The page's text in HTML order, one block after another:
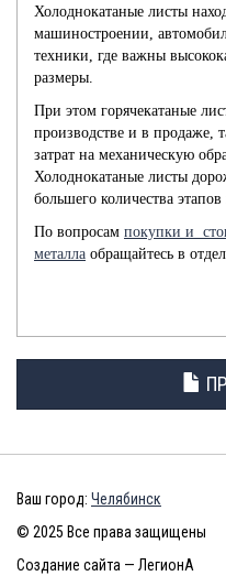
Холоднокатаные листы
машиностроении,
техники, где важны
размеры.
При этом горячекатаные
производстве и в продаже,
затрат на механическую
Холоднокатаные листы
большего количества
По вопросам покупки и
металла обращайтесь в
Ваш город: Челябинск
© 2025 Все права защищены
Создание сайта — ЛегионА